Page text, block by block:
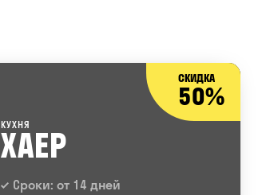
СКИДКА
50%
КУХНЯ
ХАЕР
Сроки: от 14 дней